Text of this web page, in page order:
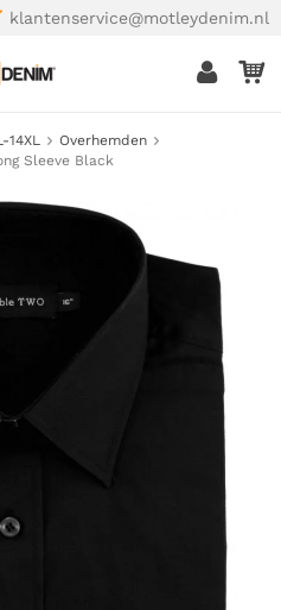
klantenservice@motleydenim.nl
14XL
Overhemden
Sleeve Black